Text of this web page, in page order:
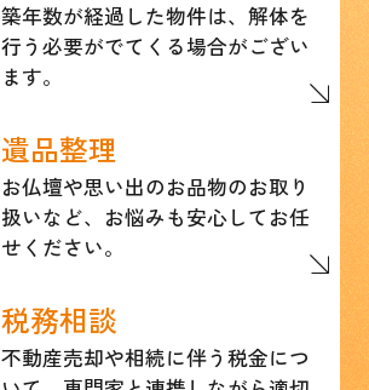
築年数が経過した物件は、解体を
行う必要がでてくる場合がござい
ます。
遺品整理
お仏壇や思い出のお品物のお取り
扱いなど、お悩みも安心してお任
せください。
税務相談
不動産売却や相続に伴う税金につ